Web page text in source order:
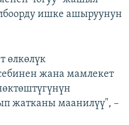
ишке ашыруунун
өлкөлүк
жана мамлекет
жатканы маанилүү", –